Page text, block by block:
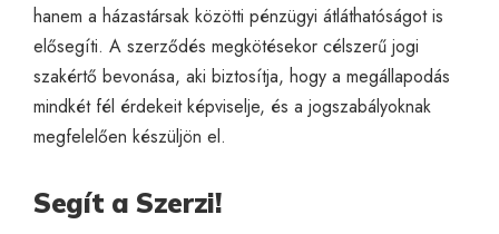
hanem a házastársak közötti pénzügyi átláthatóságot is
elősegíti. A szerződés megkötésekor célszerű jogi
szakértő bevonása, aki biztosítja, hogy a megállapodás
mindkét fél érdekeit képviselje, és a jogszabályoknak
megfelelően készüljön el.
Segít a Szerzi!